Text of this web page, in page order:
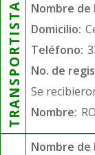
TRANSPORTISTA Nombre de
Domicilio:
Teléfono:
No. de
Se
Nombre:
Nombre de